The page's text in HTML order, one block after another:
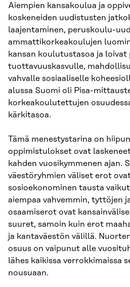
Aiempien kansakoulua ja
koskeneiden uudistusten
laajentaminen, peruskoulu-
ammattikorkeakoulujen
kansan koulutustasoa ja loivat
tuottavuuskasvulle,
vahvalle sosiaaliselle
alussa Suomi oli Pisa-
korkeakoulutettujen
kärkitasoa.
Tämä menestystarina on
oppimistulokset ovat
kahden vuosikymmenen ajan.
väestöryhmien väliset erot
sosioekonominen tausta
aiempaa vahvemmin, tyttöjen
osaamiserot ovat
suuret, samoin kuin erot
ja kantaväestön välillä.
osuus on vaipunut alle
lähes kaikissa verrokkimaissa
nousuaan.